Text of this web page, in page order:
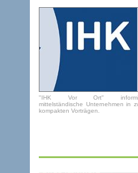
"IHK Vor Ort"
mittelständische Unternehmen in
kompakten Vorträgen.